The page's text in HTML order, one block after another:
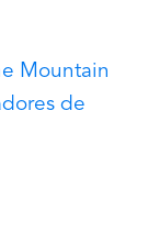
Mountain
de